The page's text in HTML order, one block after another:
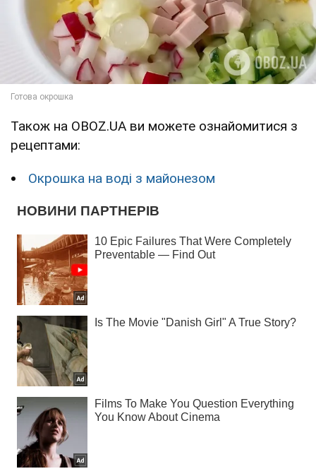
Також на OBOZ.UA ви можете ознайомитися з
рецептами:
Окрошка на воді з майонезом